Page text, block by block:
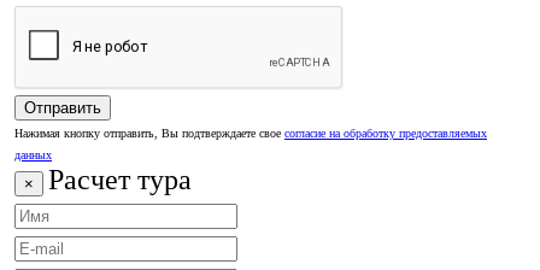
Нажимая кнопку отправить, Вы подтверждаете свое согласие на обработку предоставляемых
данных
× Расчет тура